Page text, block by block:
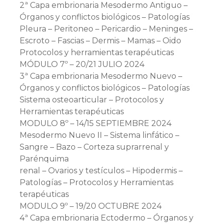
2ª Capa embrionaria Mesodermo Antiguo –
Órganos y conflictos biológicos – Patologías
Pleura – Peritoneo – Pericardio – Meninges –
Escroto – Fascias – Dermis – Mamas – Oido
Protocolos y herramientas terapéuticas
MÓDULO 7º – 20/21 JULIO 2024
3ª Capa embrionaria Mesodermo Nuevo –
Órganos y conflictos biológicos – Patologías
Sistema osteoarticular – Protocolos y
Herramientas terapéuticas
MODULO 8º – 14/15 SEPTIEMBRE 2024
Mesodermo Nuevo II – Sistema linfático –
Sangre – Bazo – Corteza suprarrenal y
Parénquima
renal – Ovarios y testículos – Hipodermis –
Patologías – Protocolos y Herramientas
terapéuticas
MODULO 9º – 19/20 OCTUBRE 2024
4ª Capa embrionaria Ectodermo – Órganos y